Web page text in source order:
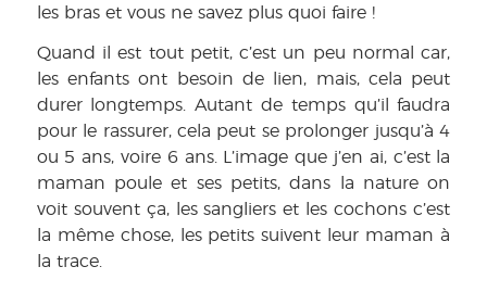
les bras et vous ne savez plus quoi faire !
Quand il est tout petit, c’est un peu normal car,
les enfants ont besoin de lien, mais, cela peut
durer longtemps. Autant de temps qu’il faudra
pour le rassurer, cela peut se prolonger jusqu’à 4
ou 5 ans, voire 6 ans. L’image que j’en ai, c’est la
maman poule et ses petits, dans la nature on
voit souvent ça, les sangliers et les cochons c’est
la même chose, les petits suivent leur maman à
la trace.